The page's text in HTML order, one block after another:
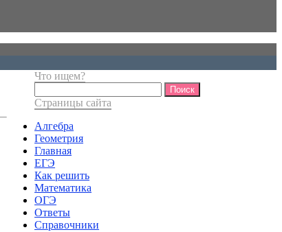
Что ищем?
Страницы сайта
Алгебра
Геометрия
Главная
ЕГЭ
Как решить
Математика
ОГЭ
Ответы
Справочники